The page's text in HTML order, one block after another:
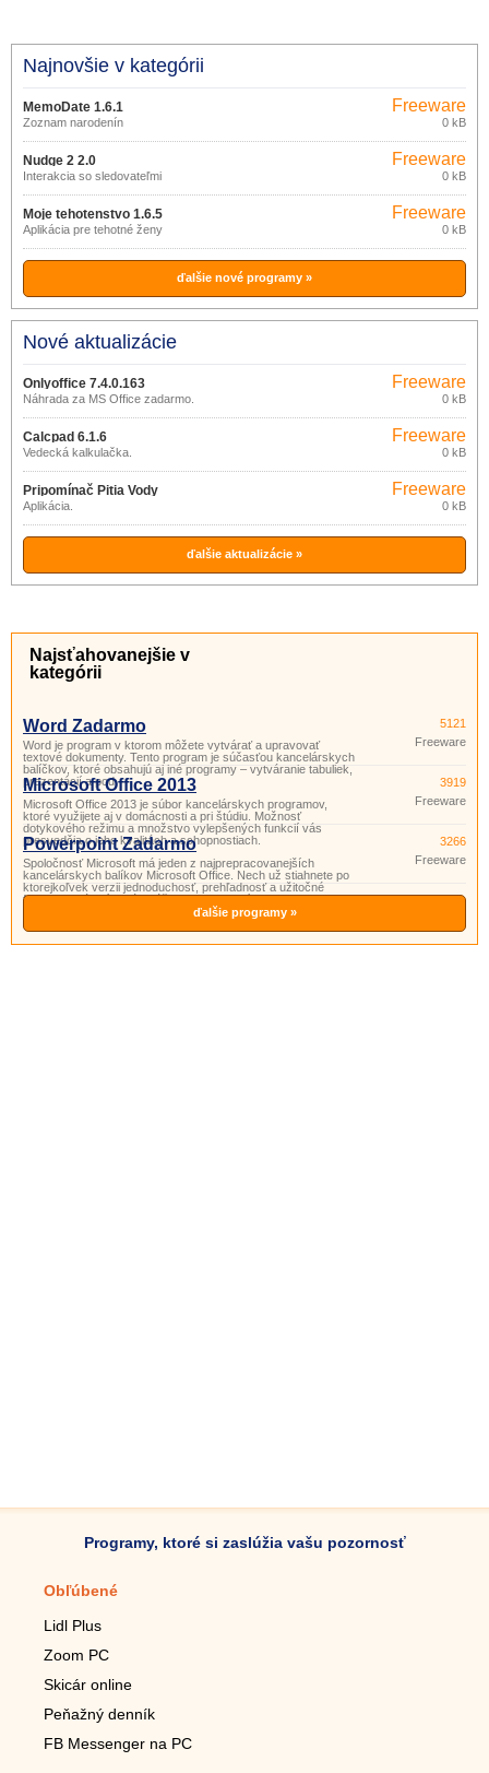
Najnovšie v kategórii
MemoDate 1.6.1
Zoznam narodenín
Freeware
0 kB
Nudge 2 2.0
Interakcia so sledovateľmi
Freeware
0 kB
Moje tehotenstvo 1.6.5
Aplikácia pre tehotné ženy
Freeware
0 kB
ďalšie nové programy »
Nové aktualizácie
Onlyoffice 7.4.0.163
Náhrada za MS Office zadarmo.
Freeware
0 kB
Calcpad 6.1.6
Vedecká kalkulačka.
Freeware
0 kB
Pripomínač Pitia Vody
Aplikácia.
Freeware
0 kB
ďalšie aktualizácie »
Najsťahovanejšie v
kategórii
Word Zadarmo
Word je program v ktorom môžete vytvárať a upravovať
textové dokumenty. Tento program je súčasťou kancelárskych
balíčkov, ktoré obsahujú aj iné programy – vytváranie tabuliek,
prezentácií a pod.
5121
Freeware
Microsoft Office 2013
Microsoft Office 2013 je súbor kancelárskych programov,
ktoré využijete aj v domácnosti a pri štúdiu. Možnosť
dotykového režimu a množstvo vylepšených funkcií vás
presvedčia o jeho kvalitách a schopnostiach.
3919
Freeware
Powerpoint Zadarmo
Spoločnosť Microsoft má jeden z najprepracovanejších
kancelárskych balíkov Microsoft Office. Nech už stiahnete po
ktorejkoľvek verzii jednoduchosť, prehľadnosť a užitočné
funkcie si vás získajú. Súčasťou tohto balíka je aj program
PowerPoint. Powerpoint je program vhodný na prípravu
3266
Freeware
ďalšie programy »
Programy, ktoré si zaslúžia vašu pozornosť
Obľúbené
Lidl Plus
Zoom PC
Skicár online
Peňažný denník
FB Messenger na PC